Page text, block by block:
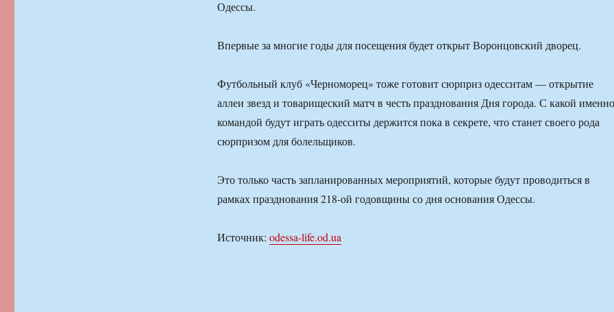
Одессы.
Впервые за многие годы для посещения будет открыт Воронцовский дворец.
Футбольный клуб «Черноморец» тоже готовит сюрприз одесситам — открытие
аллеи звезд и товарищеский матч в честь празднования Дня города. С какой именно
командой будут играть одесситы держится пока в секрете, что станет своего рода
сюрпризом для болельщиков.
Это только часть запланированных мероприятий, которые будут проводиться в
рамках празднования 218-ой годовщины со дня основания Одессы.
Источник: odessa-life.od.ua